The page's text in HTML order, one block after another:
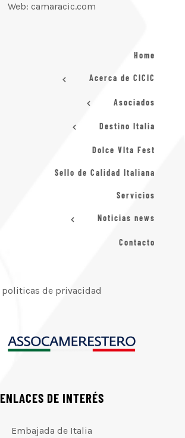
Web: camaracic.com
Home
Acerca de CICIC
Asociados
Destino Italia
Dolce VIta Fest
Sello de Calidad Italiana
Servicios
Noticias news
Contacto
politicas de privacidad
ENLACES DE INTERÉS
Embajada de Italia